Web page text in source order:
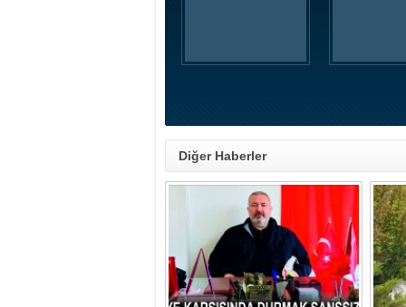
Diğer Haberler